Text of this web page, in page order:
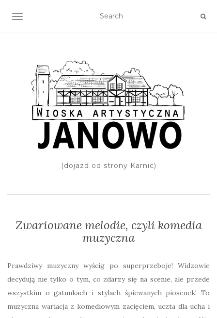
TOGGLE NAVIGATION
(dojazd od strony Karnic)
Zwariowane melodie, czyli komedia
muzyczna
Prawdziwy muzyczny wyścig po superprzeboje! Widzowie
decydują nie tylko o tym, co zdarzy się na scenie, ale przede
wszystkim o gatunkach i stylach śpiewanych piosenek! To
muzyczna wariacja z komediowym zacięciem, uczta dla ucha i